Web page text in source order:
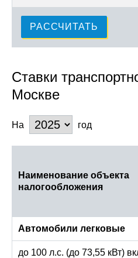
РАССЧИТАТЬ
Ставки
Москве
На год
Наименование объекта
налогообложения
Автомобили легковые
до 100 л.с. (до 73,55 кВт)